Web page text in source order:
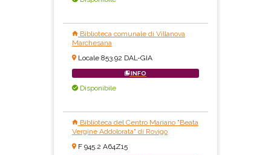
Biblioteca comunale di Villanova
Marchesana
Locale 853.92 DAL-GIA
INFO
Disponibile
Biblioteca del Centro Mariano "Beata
Vergine Addolorata" di Rovigo
F 945.2 A64Z15